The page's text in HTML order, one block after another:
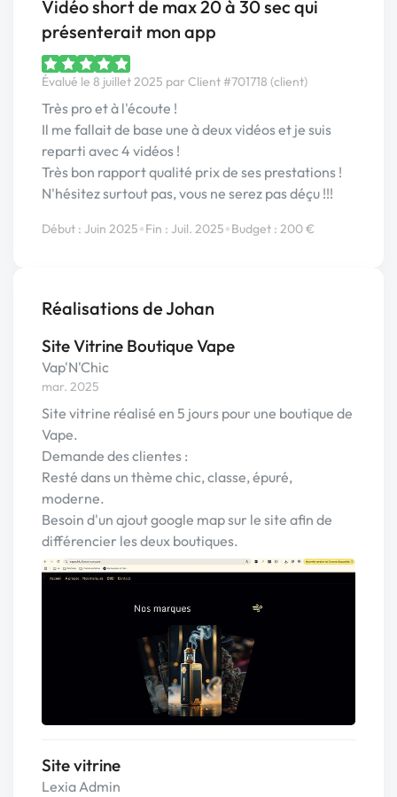
Vidéo short de max 20 à 30 sec qui
présenterait mon app
Évalué le 8 juillet 2025 par Client #701718 (client)
Très pro et à l'écoute !
Il me fallait de base une à deux vidéos et je suis
reparti avec 4 vidéos !
Très bon rapport qualité prix de ses prestations !
N'hésitez surtout pas, vous ne serez pas déçu !!!
Début : Juin 2025•Fin : Juil. 2025•Budget : 200 €
Réalisations de Johan
Site Vitrine Boutique Vape
Vap'N'Chic
mar. 2025
Site vitrine réalisé en 5 jours pour une boutique de
Vape.
Demande des clientes :
Resté dans un thème chic, classe, épuré,
moderne.
Besoin d'un ajout google map sur le site afin de
différencier les deux boutiques.
Site vitrine
Lexia Admin